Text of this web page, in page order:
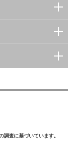
調査に基づいています。